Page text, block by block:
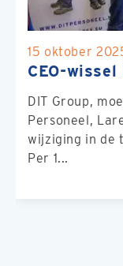
15 oktober
CEO-
DIT Group,
Personeel,
wijziging in de
Per 1...